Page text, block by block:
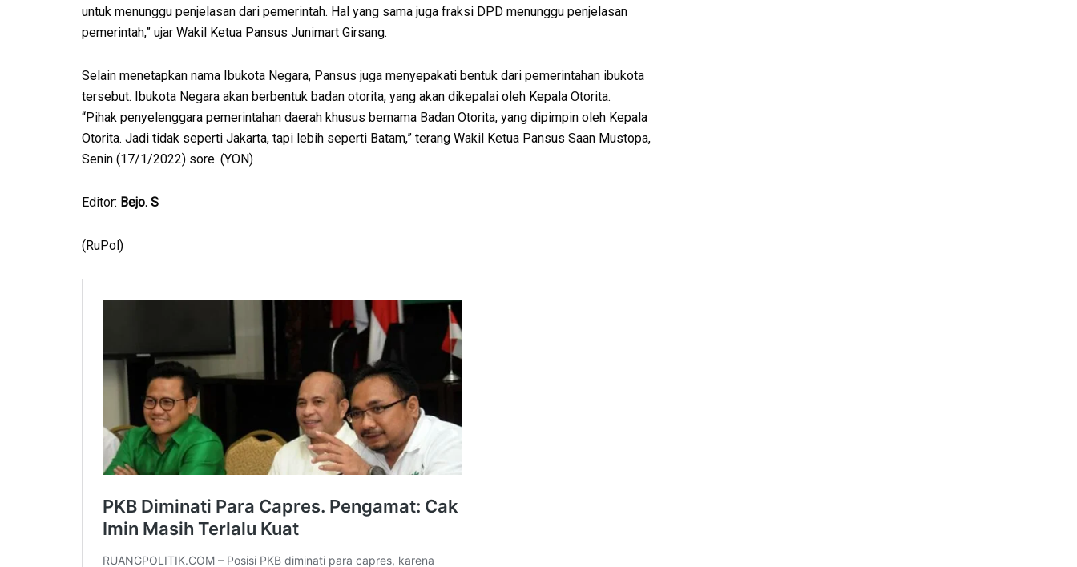
untuk menunggu penjelasan dari pemerintah. Hal yang sama juga fraksi DPD menunggu penjelasan
pemerintah,” ujar Wakil Ketua Pansus Junimart Girsang.
Selain menetapkan nama Ibukota Negara, Pansus juga menyepakati bentuk dari pemerintahan ibukota
tersebut. Ibukota Negara akan berbentuk badan otorita, yang akan dikepalai oleh Kepala Otorita.
“Pihak penyelenggara pemerintahan daerah khusus bernama Badan Otorita, yang dipimpin oleh Kepala
Otorita. Jadi tidak seperti Jakarta, tapi lebih seperti Batam,” terang Wakil Ketua Pansus Saan Mustopa,
Senin (17/1/2022) sore. (YON)
Editor: Bejo. S
(RuPol)